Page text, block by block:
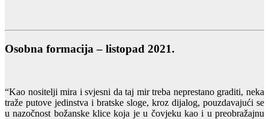
Osobna formacija – listopad 2021.
“Kao nositelji mira i svjesni da taj mir treba neprestano graditi, neka
traže putove jedinstva i bratske sloge, kroz dijalog, pouzdavajući se
u nazočnost božanske klice koja je u čovjeku kao i u preobražajnu